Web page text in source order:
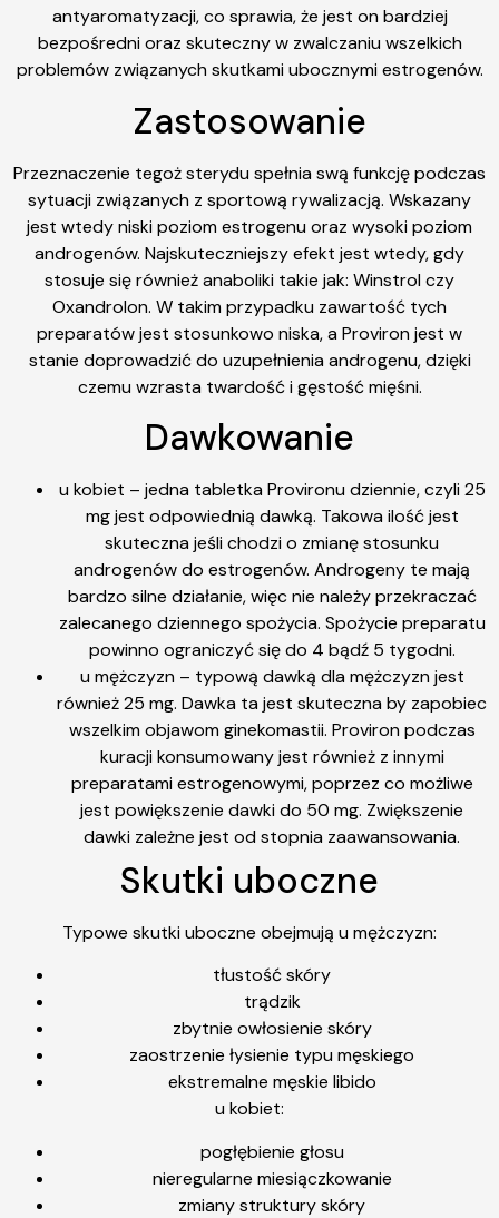
antyaromatyzacji, co sprawia, że jest on bardziej
bezpośredni oraz skuteczny w zwalczaniu wszelkich
problemów związanych skutkami ubocznymi estrogenów.
Zastosowanie
Przeznaczenie tegoż sterydu spełnia swą funkcję podczas
sytuacji związanych z sportową rywalizacją. Wskazany
jest wtedy niski poziom estrogenu oraz wysoki poziom
androgenów. Najskuteczniejszy efekt jest wtedy, gdy
stosuje się również anaboliki takie jak: Winstrol czy
Oxandrolon. W takim przypadku zawartość tych
preparatów jest stosunkowo niska, a Proviron jest w
stanie doprowadzić do uzupełnienia androgenu, dzięki
czemu wzrasta twardość i gęstość mięśni.
Dawkowanie
u kobiet – jedna tabletka Provironu dziennie, czyli 25
mg jest odpowiednią dawką. Takowa ilość jest
skuteczna jeśli chodzi o zmianę stosunku
androgenów do estrogenów. Androgeny te mają
bardzo silne działanie, więc nie należy przekraczać
zalecanego dziennego spożycia. Spożycie preparatu
powinno ograniczyć się do 4 bądź 5 tygodni.
u mężczyzn – typową dawką dla mężczyzn jest
również 25 mg. Dawka ta jest skuteczna by zapobiec
wszelkim objawom ginekomastii. Proviron podczas
kuracji konsumowany jest również z innymi
preparatami estrogenowymi, poprzez co możliwe
jest powiększenie dawki do 50 mg. Zwiększenie
dawki zależne jest od stopnia zaawansowania.
Skutki uboczne
Typowe skutki uboczne obejmują u mężczyzn:
tłustość skóry
trądzik
zbytnie owłosienie skóry
zaostrzenie łysienie typu męskiego
ekstremalne męskie libido
u kobiet:
pogłębienie głosu
nieregularne miesiączkowanie
zmiany struktury skóry